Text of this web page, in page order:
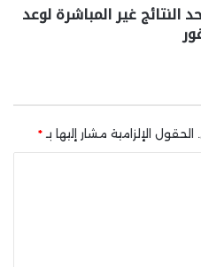
احد النتائج غير المباشرة لوعد
الحقول الإلزامية مشار إليها بـ*